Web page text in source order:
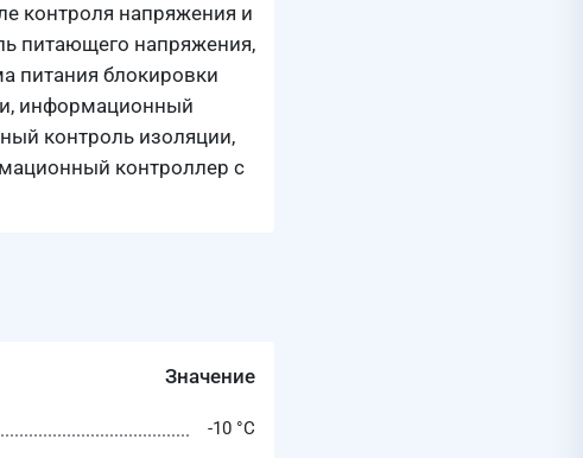
контроля напряжения и
питающего напряжения,
питания блокировки
информационный
контроль изоляции,
контроллер с
Значение
-10 °C